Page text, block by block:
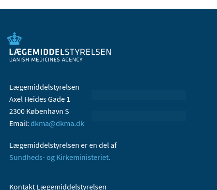
Lægemiddelstyrelsen
Axel Heides Gade 1
2300 København S
Email: dkma@dkma.dk
Lægemiddelstyrelsen er en del af
Sundheds- og Kirkeministeriet.
Kontakt Lægemiddelstyrelsen